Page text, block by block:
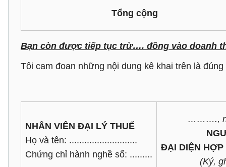
Tổng cộng
Bạn còn được tiếp tục trừ…. đồng vào doanh
Tôi cam đoan những nội dung kê khai trên là
NHÂN VIÊN ĐẠI LÝ THUẾ
Họ và tên: ...........................
Chứng chỉ hành nghề số: .........
……….,
ĐẠI DIỆN HỢP
(Ký,